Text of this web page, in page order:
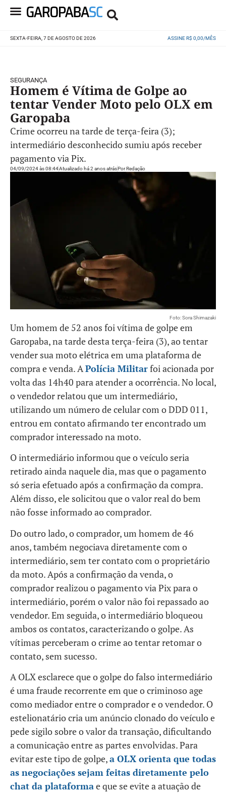
SEXTA-FEIRA, 7 DE AGOSTO DE 2026 ASSINE R$ 0,00/MÊS
SEGURANÇA
Homem é Vítima de Golpe ao
tentar Vender Moto pelo OLX em
Garopaba
Crime ocorreu na tarde de terça-feira (3);
intermediário desconhecido sumiu após receber
pagamento via Pix.
04/09/2024 às 08:44Atualizado há 2 anos atrásPorRedação
Foto: Sora Shimazaki
Um homem de 52 anos foi vítima de golpe em
Garopaba, na tarde desta terça-feira (3), ao tentar
vender sua moto elétrica em uma plataforma de
compra e venda. APolícia Militarfoi acionada por
volta das 14h40 para atender a ocorrência. No local,
o vendedor relatou que um intermediário,
utilizando um número de celular com o DDD 011,
entrou em contato afirmando ter encontrado um
comprador interessado na moto.
O intermediário informou que o veículo seria
retirado ainda naquele dia, mas que o pagamento
só seria efetuado após a confirmação da compra.
Além disso, ele solicitou que o valor real do bem
não fosse informado ao comprador.
Do outro lado, o comprador, um homem de 46
anos, também negociava diretamente com o
intermediário, sem ter contato com o proprietário
da moto. Após a confirmação da venda, o
comprador realizou o pagamento via Pix para o
intermediário, porém o valor não foi repassado ao
vendedor. Em seguida, o intermediário bloqueou
ambos os contatos, caracterizando o golpe. As
vítimas perceberam o crime ao tentar retomar o
contato, sem sucesso.
A OLX esclarece que o golpe do falso intermediário
é uma fraude recorrente em que o criminoso age
como mediador entre o comprador e o vendedor. O
estelionatário cria um anúncio clonado do veículo e
pede sigilo sobre o valor da transação, dificultando
a comunicação entre as partes envolvidas. Para
evitar este tipo de golpe,a OLX orienta que todas
as negociações sejam feitas diretamente pelo
chat da plataformae que se evite a atuação de